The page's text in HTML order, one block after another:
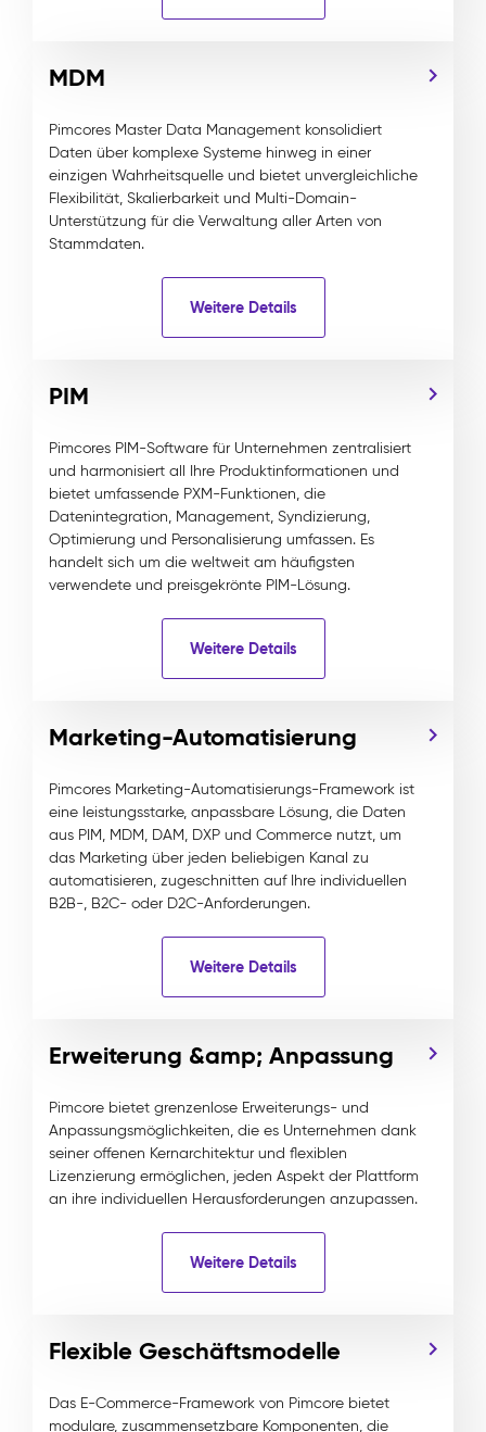
MDM
Pimcores Master Data Management konsolidiert
Daten über komplexe Systeme hinweg in einer
einzigen Wahrheitsquelle und bietet unvergleichliche
Flexibilität, Skalierbarkeit und Multi-Domain-
Unterstützung für die Verwaltung aller Arten von
Stammdaten.
Weitere Details
PIM
Pimcores PIM-Software für Unternehmen zentralisiert
und harmonisiert all Ihre Produktinformationen und
bietet umfassende PXM-Funktionen, die
Datenintegration, Management, Syndizierung,
Optimierung und Personalisierung umfassen. Es
handelt sich um die weltweit am häufigsten
verwendete und preisgekrönte PIM-Lösung.
Weitere Details
Marketing-Automatisierung
Pimcores Marketing-Automatisierungs-Framework ist
eine leistungsstarke, anpassbare Lösung, die Daten
aus PIM, MDM, DAM, DXP und Commerce nutzt, um
das Marketing über jeden beliebigen Kanal zu
automatisieren, zugeschnitten auf Ihre individuellen
B2B-, B2C- oder D2C-Anforderungen.
Weitere Details
Erweiterung &amp; Anpassung
Pimcore bietet grenzenlose Erweiterungs- und
Anpassungsmöglichkeiten, die es Unternehmen dank
seiner offenen Kernarchitektur und flexiblen
Lizenzierung ermöglichen, jeden Aspekt der Plattform
an ihre individuellen Herausforderungen anzupassen.
Weitere Details
Flexible Geschäftsmodelle
Das E-Commerce-Framework von Pimcore bietet
modulare, zusammensetzbare Komponenten, die